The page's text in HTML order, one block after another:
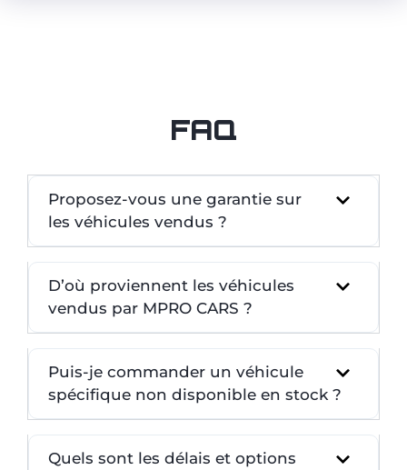
FAQ
Proposez-vous une garantie sur
les véhicules vendus ?
D’où proviennent les véhicules
vendus par MPRO CARS ?
Puis-je commander un véhicule
spécifique non disponible en stock ?
Quels sont les délais et options